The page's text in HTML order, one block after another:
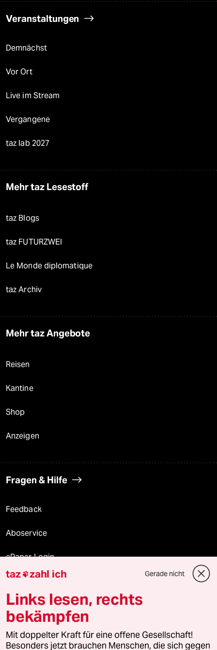
Veranstaltungen
Demnächst
Vor Ort
Live im Stream
Vergangene
taz lab 2027
Mehr taz Lesestoff
taz Blogs
taz FUTURZWEI
Le Monde diplomatique
taz Archiv
Mehr taz Angebote
Reisen
Kantine
Shop
Anzeigen
Fragen & Hilfe
Feedback
Aboservice
ePaper Login
Downloads für Abonnierende
© 2026 taz Verlags und Vertriebs GmbH
Alle Rechte vorbehalten. Bei rechtlichen Fragen oder für Genehmigungen
wenden Sie sich bitte an
lizenzen@taz.de
taz zahl ich Gerade nicht
Links lesen, rechts
bekämpfen
Mit doppelter Kraft für eine offene Gesellschaft!
Besonders jetzt brauchen Menschen, die sich gegen